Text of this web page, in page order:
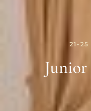
21-25
Junior